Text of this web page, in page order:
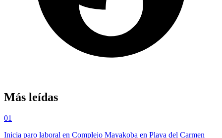
Más leídas
01
Inicia paro laboral en Complejo Mayakoba en Playa del Carmen